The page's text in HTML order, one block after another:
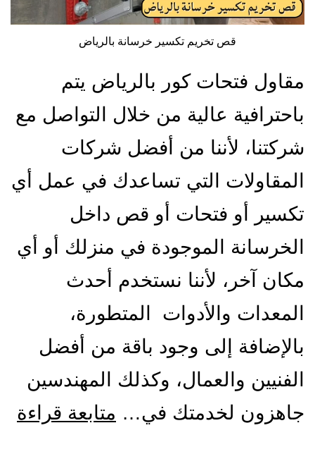
قص تخريم تكسير خرسانة بالرياض
مقاول فتحات كور بالرياض يتم
باحترافية عالية من خلال التواصل مع
شركتنا، لأننا من أفضل شركات
المقاولات التي تساعدك في عمل أي
تكسير أو فتحات أو قص داخل
الخرسانة الموجودة في منزلك أو أي
مكان آخر، لأننا نستخدم أحدث
المعدات والأدوات المتطورة،
بالإضافة إلى وجود باقة من أفضل
الفنيين والعمال، وكذلك المهندسين
جاهزون لخدمتك في… متابعة قراءة